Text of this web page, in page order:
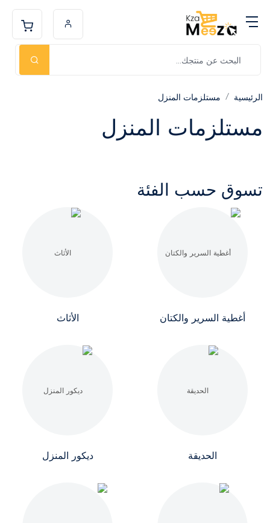
الرئيسية مستلزمات المنزل
مستلزمات المنزل
تسوق حسب الفئة
أغطية السرير والكتان الأثاث
الحديقة ديكور المنزل